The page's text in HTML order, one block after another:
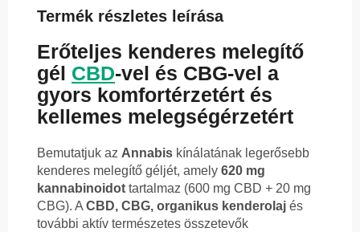
Termék részletes leírása
Erőteljes kenderes melegítő
gél CBD-vel és CBG-vel a
gyors komfortérzetért és
kellemes melegségérzetért
Bemutatjuk az Annabis kínálatának legerősebb
kenderes melegítő géljét, amely 620 mg
kannabinoidot tartalmaz (600 mg CBD + 20 mg
CBG). A CBD, CBG, organikus kenderolaj és
további aktív természetes összetevők